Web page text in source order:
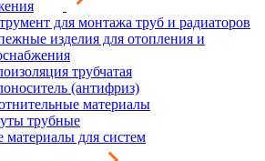
для монтажа труб и радиаторов
изделия для отопления и
трубчатая
(антифриз)
материалы
трубные
материалы для систем